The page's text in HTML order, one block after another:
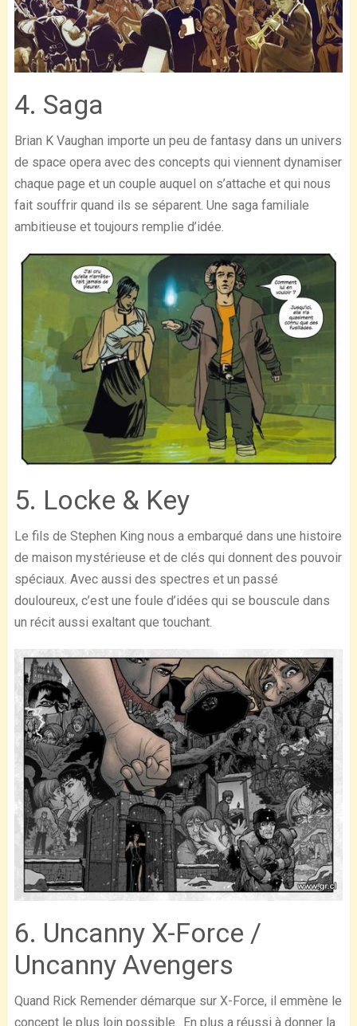
4. Saga
Brian K Vaughan importe un peu de fantasy dans un univers
de space opera avec des concepts qui viennent dynamiser
chaque page et un couple auquel on s’attache et qui nous
fait souffrir quand ils se séparent. Une saga familiale
ambitieuse et toujours remplie d’idée.
5. Locke & Key
Le fils de Stephen King nous a embarqué dans une histoire
de maison mystérieuse et de clés qui donnent des pouvoir
spéciaux. Avec aussi des spectres et un passé
douloureux, c’est une foule d’idées qui se bouscule dans
un récit aussi exaltant que touchant.
6. Uncanny X-Force /
Uncanny Avengers
Quand Rick Remender démarque sur X-Force, il emmène le
concept le plus loin possible.. En plus a réussi à donner la